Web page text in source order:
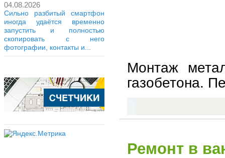
04.08.2026
Сильно разбитый смартфон
иногда удаётся временно
запустить и полностью
скопировать с него
фотографии, контакты и...
Монтаж
газобетона.
Ремонт в